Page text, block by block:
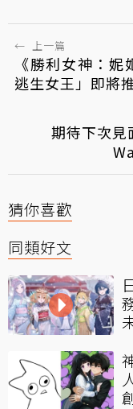
← 上一篇
《勝利女神：
逃生女王」即將
期待下次見
猜你喜歡
同類好文